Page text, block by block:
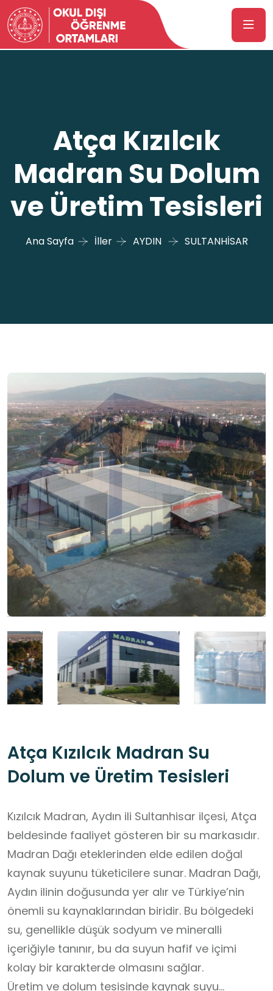
Atça Kızılcık
Madran Su Dolum
ve Üretim Tesisleri
Ana Sayfa İller AYDIN SULTANHİSAR
Atça Kızılcık Madran Su
Dolum ve Üretim Tesisleri
Kızılcık Madran, Aydın ili Sultanhisar ilçesi, Atça
beldesinde faaliyet gösteren bir su markasıdır.
Madran Dağı eteklerinden elde edilen doğal
kaynak suyunu tüketicilere sunar. Madran Dağı,
Aydın ilinin doğusunda yer alır ve Türkiye’nin
önemli su kaynaklarından biridir. Bu bölgedeki
su, genellikle düşük sodyum ve mineralli
içeriğiyle tanınır, bu da suyun hafif ve içimi
kolay bir karakterde olmasını sağlar.
Üretim ve dolum tesisinde kaynak suyu